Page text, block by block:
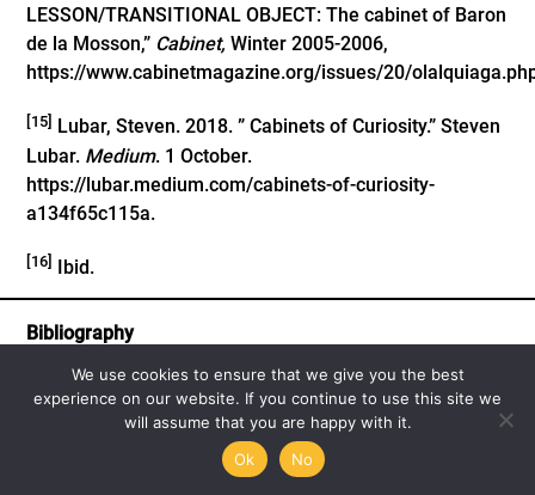
We use cookies to ensure that we give you the best
experience on our website. If you continue to use this site we
will assume that you are happy with it.
Ok
No
LESSON/TRANSITIONAL OBJECT: The cabinet of Baron
de la Mosson,” Cabinet, Winter 2005-2006,
https://www.cabinetmagazine.org/issues/20/
[15] Lubar, Steven. 2018. ” Cabinets of Curiosity.” Steven
Lubar. Medium. 1 October.
https://lubar.medium.com/cabinets-of-curiosity-
a134f65c115a.
[16] Ibid.
Bibliography
Alan Michael Parker. “Non-Places, Megamuseums, and
Democracy,”Believer,November 1, 2007,
https://believermag.com/non-places-megamuseums-